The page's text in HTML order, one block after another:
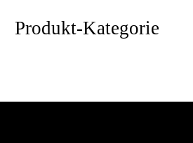
Produkt-Kategorie